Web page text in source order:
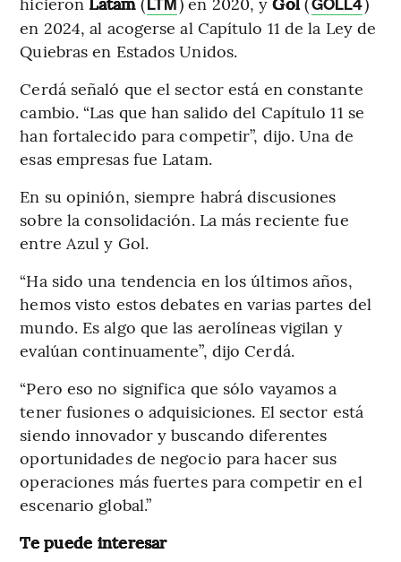
LTM GOLL4
en 2024, al acogerse al Capítulo 11 de la Ley de
Quiebras en Estados Unidos.
Cerdá señaló que el sector está en constante
cambio. “Las que han salido del Capítulo 11 se
han fortalecido para competir”, dijo. Una de
esas empresas fue Latam.
En su opinión, siempre habrá discusiones
sobre la consolidación. La más reciente fue
entre Azul y Gol.
“Ha sido una tendencia en los últimos años,
hemos visto estos debates en varias partes del
mundo. Es algo que las aerolíneas vigilan y
evalúan continuamente”, dijo Cerdá.
“Pero eso no significa que sólo vayamos a
tener fusiones o adquisiciones. El sector está
siendo innovador y buscando diferentes
oportunidades de negocio para hacer sus
operaciones más fuertes para competir en el
escenario global.”
Te puede interesar